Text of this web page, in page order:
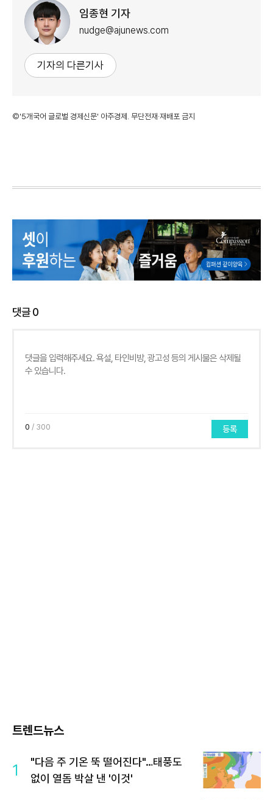
임종현 기자
nudge@ajunews.com
기자의 다른기사
©'5개국어 글로벌 경제신문' 아주경제. 무단전재·재배포 금지
댓글0
0 / 300 등록
트렌드뉴스
1
"다음 주 기온 뚝 떨어진다"…태풍도
없이 열돔 박살 낸 '이것'